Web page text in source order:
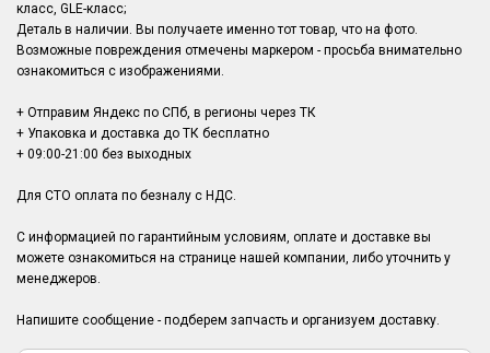
класс, GLE-класс;
Деталь в наличии. Вы получаете именно тот товар, что на фото.
Возможные повреждения отмечены маркером - просьба внимательно
ознакомиться с изображениями.
+ Отправим Яндекс по СПб, в регионы через ТК
+ Упаковка и доставка до ТК бесплатно
+ 09:00-21:00 без выходных
Для СТО оплата по безналу с НДС.
С информацией по гарантийным условиям, оплате и доставке вы
можете ознакомиться на странице нашей компании, либо уточнить у
менеджеров.